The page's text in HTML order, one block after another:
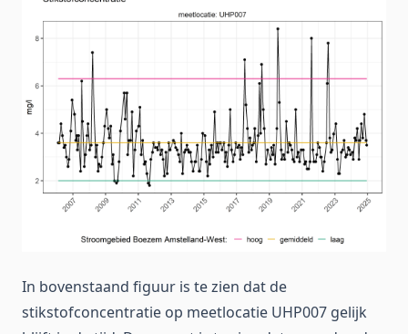
In bovenstaand figuur is te zien dat de
stikstofconcentratie op meetlocatie UHP007 gelijk